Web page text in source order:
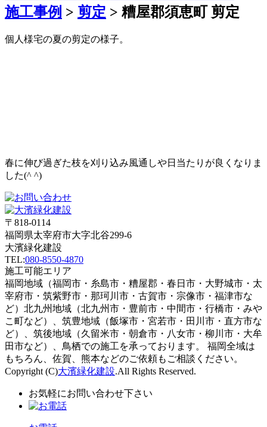
施工事例 > 剪定 > 糟屋郡須恵町 剪定
個人様宅の夏の剪定の様子。
春に伸び過ぎた枝を刈り込み風通しや日当たりが良くなりま
した(^ ^)
〒818-0114
福岡県太宰府市大字北谷299-6
大濱緑化建設
TEL:080-8550-4870
施工可能エリア
福岡地域 （福岡市・糸島市・糟屋郡・春日市・大野城市・太
宰府市・筑紫野市・那珂川市・古賀市・宗像市・福津市な
ど） 北九州地域 （北九州市・豊前市・中間市・行橋市・みや
こ町など）、 筑豊地域 （飯塚市・宮若市・田川市・直方市な
ど）、 筑後地域 （久留米市・朝倉市・八女市・柳川市・大牟
田市など）、 鳥栖での施工を承っております。 福岡全域は
もちろん、 佐賀 熊本などのご依頼もご相談ください。
Copyright (C)大濱緑化建設.All Rights Reserved.
お気軽にお問い合わせ下さい